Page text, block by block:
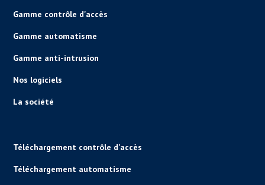
Gamme contrôle d'accès
Gamme automatisme
Gamme anti-intrusion
Nos logiciels
La société
Téléchargement contrôle d'accès
Téléchargement automatisme